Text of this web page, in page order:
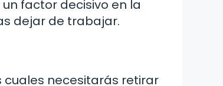
factor decisivo en la
dejar de trabajar.
cuales necesitarás retirar